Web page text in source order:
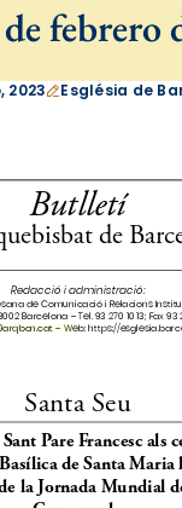
febrero
2023 Església de
– Web: https://